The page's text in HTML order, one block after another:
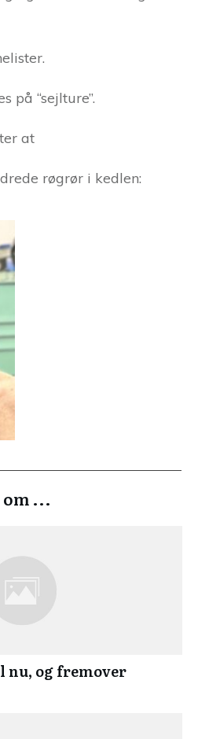
på “sejlture”.
at
røgrør i kedlen:
om ...
nu, og fremover